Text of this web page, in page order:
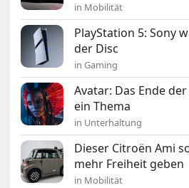
in Mobilität
PlayStation 5: Sony
der Disc
in Gaming
Avatar: Das Ende
ein Thema
in Unterhaltung
Dieser Citroën Ami
mehr Freiheit geben
in Mobilität